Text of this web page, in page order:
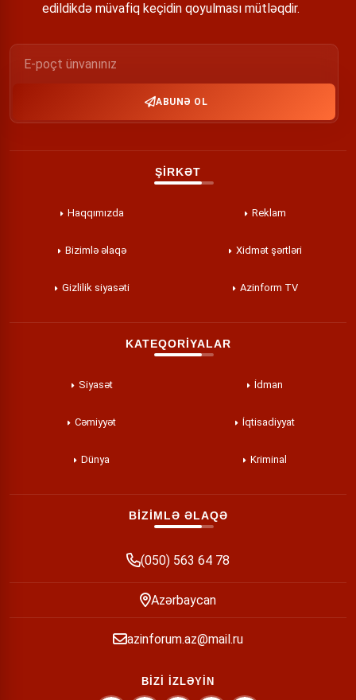
edildikdə müvafiq keçidin qoyulması mütləqdir.
ABUNƏ OL
ŞİRKƏT
Haqqımızda Reklam
Bizimlə əlaqə Xidmət şərtləri
Gizlilik siyasəti Azinform TV
KATEQORİYALAR
Siyasət İdman
Cəmiyyət İqtisadiyyat
Dünya Kriminal
BİZİMLƏ ƏLAQƏ
(050) 563 64 78
Azərbaycan
azinforum.az@mail.ru
BİZİ İZLƏYİN